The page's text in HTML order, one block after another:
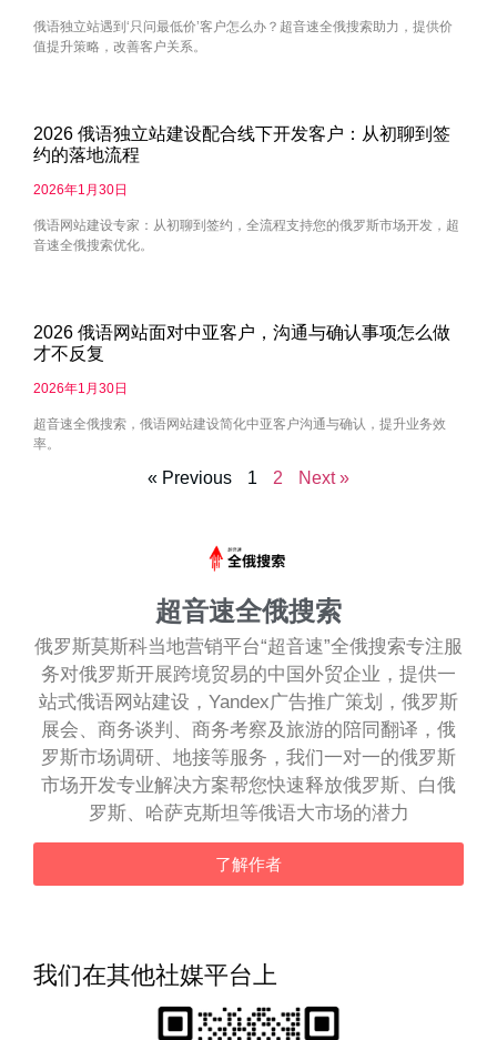
俄语独立站遇到‘只问最低价’客户怎么办？超音速全俄搜索助力，提供价
值提升策略，改善客户关系。
2026 俄语独立站建设配合线下开发客户：从初聊到签
约的落地流程
2026年1月30日
俄语网站建设专家：从初聊到签约，全流程支持您的俄罗斯市场开发，超
音速全俄搜索优化。
2026 俄语网站面对中亚客户，沟通与确认事项怎么做
才不反复
2026年1月30日
超音速全俄搜索，俄语网站建设简化中亚客户沟通与确认，提升业务效
率。
« Previous 1 2 Next »
超音速全俄搜索
俄罗斯莫斯科当地营销平台“超音速”全俄搜索专注服
务对俄罗斯开展跨境贸易的中国外贸企业，提供一
站式俄语网站建设，Yandex广告推广策划，俄罗斯
展会、商务谈判、商务考察及旅游的陪同翻译，俄
罗斯市场调研、地接等服务，我们一对一的俄罗斯
市场开发专业解决方案帮您快速释放俄罗斯、白俄
罗斯、哈萨克斯坦等俄语大市场的潜力
了解作者
我们在其他社媒平台上